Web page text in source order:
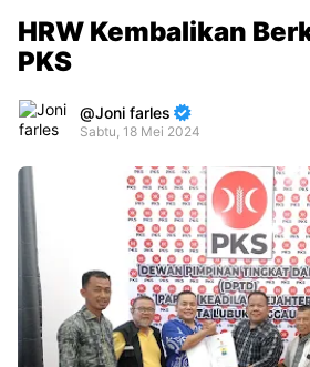
HRW Kembalikan
PKS
Joni farles
Sabtu, 18 Mei 2024
Premium
By
Raushan
Design
With
Shroff
Templates